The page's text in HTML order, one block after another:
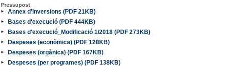
Pressupost
Annex d'inversions (PDF 21KB)
Bases d'execució (PDF 444KB)
Bases d'execució_Modificació 1/2018 (PDF 273KB)
Despeses (econòmica) (PDF 128KB)
Despeses (orgànica) (PDF 167KB)
Despeses (per programes) (PDF 138KB)